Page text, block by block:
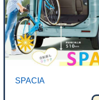
SPACIA